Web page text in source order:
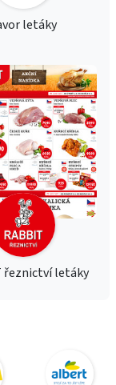
letáky
řeznictví letáky